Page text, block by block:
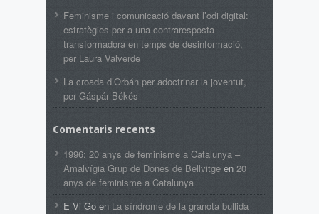
Feminisme i comunicació davant l’odi digital:
estratègies per a una contraresposta
transformadora en temps de desinformació,
per Laura Valverde
La croada d’Orbán per adoctrinar la joventut,
per Gáspár Békés
Comentaris recents
1996: 20 anys de feminisme a Catalunya –
Amalvígia Grup de Dones de Bellvitge en 20
anys de feminisme a Catalunya
E Vi Go en La síndrome de la granota bullida